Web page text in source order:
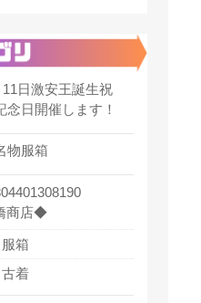
11日激安王誕生祝
念日開催します！
物服箱
商店◆
箱
着